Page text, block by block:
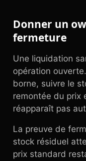
Donner un
fermeture
Une liquidation
opération
borne, suivre le
remontée du prix
réapparaît pas
La preuve de
stock résiduel
prix standard